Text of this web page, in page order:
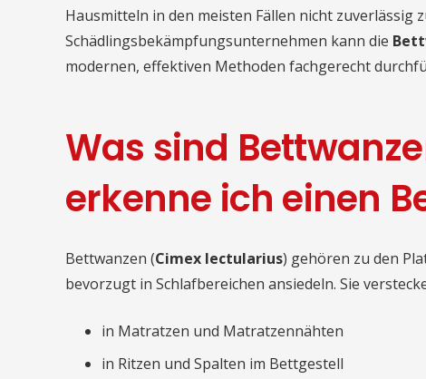
Hausmitteln in den meisten Fällen nicht zuverlässig
Schädlingsbekämpfungsunternehmen kann die
modernen, effektiven Methoden fachgerecht
Was sind
erkenne ich einen
Bettwanzen (Cimex lectularius) gehören zu den
bevorzugt in Schlafbereichen ansiedeln. Sie
in Matratzen und Matratzennähten
in Ritzen und Spalten im Bettgestell